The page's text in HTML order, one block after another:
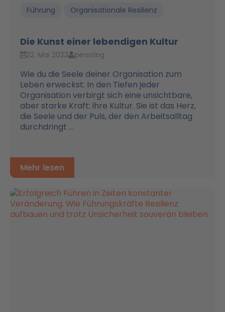
Führung Organisationale Resilienz
Die Kunst einer lebendigen Kultur
22. Mai 2023 persolog
Wie du die Seele deiner Organisation zum
Leben erweckst: In den Tiefen jeder
Organisation verbirgt sich eine unsichtbare,
aber starke Kraft: ihre Kultur. Sie ist das Herz,
die Seele und der Puls, der den Arbeitsalltag
durchdringt ...
Mehr lesen